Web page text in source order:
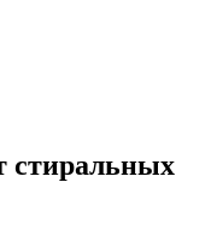
стиральных